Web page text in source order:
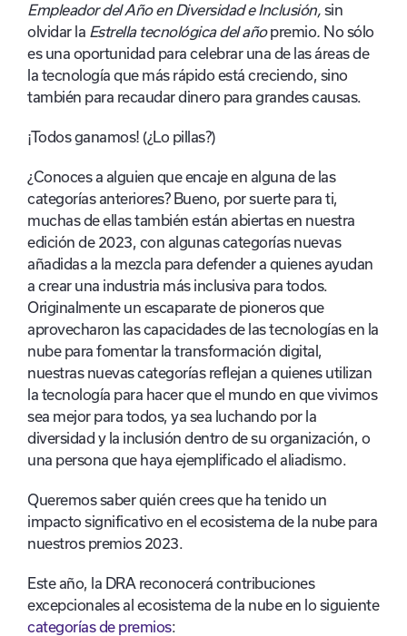
Empleador del Año en Diversidad e Inclusión, sin
olvidar la Estrella tecnológica del añopremio. No sólo
es una oportunidad para celebrar una de las áreas de
la tecnología que más rápido está creciendo, sino
también para recaudar dinero para grandes causas.
¡Todos ganamos! (¿Lo pillas?)
¿Conoces a alguien que encaje en alguna de las
categorías anteriores? Bueno, por suerte para ti,
muchas de ellas también están abiertas en nuestra
edición de 2023, con algunas categorías nuevas
añadidas a la mezcla para defender a quienes ayudan
a crear una industria más inclusiva para todos.
Originalmente un escaparate de pioneros que
aprovecharon las capacidades de las tecnologías en la
nube para fomentar la transformación digital,
nuestras nuevas categorías reflejan a quienes utilizan
la tecnología para hacer que el mundo en que vivimos
sea mejor para todos, ya sea luchando por la
diversidad y la inclusión dentro de su organización, o
una persona que haya ejemplificado el aliadismo.
Queremos saber quién crees que ha tenido un
impacto significativo en el ecosistema de la nube para
nuestros premios 2023.
Este año, la DRA reconocerá contribuciones
excepcionales al ecosistema de la nube en lo siguiente
categorías de premios: